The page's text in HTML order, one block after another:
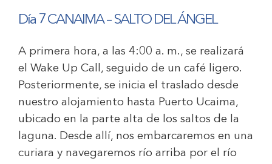
Día 7 CANAIMA– SALTO DEL ÁNGEL
A primera hora, a las 4:00 a. m., se realizará
el Wake Up Call, seguido de un café ligero.
Posteriormente, se inicia el traslado desde
nuestro alojamiento hasta Puerto Ucaima,
ubicado en la parte alta de los saltos de la
laguna. Desde allí, nos embarcaremos en una
curiara y navegaremos río arriba por el río